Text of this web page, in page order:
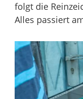
folgt die
Alles passiert